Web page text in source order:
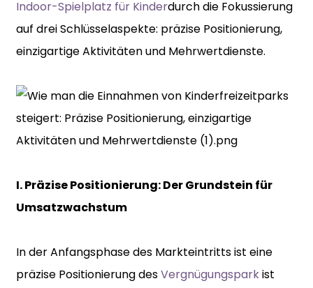
Indoor-Spielplatz für Kinderdurch die Fokussierung
auf drei Schlüsselaspekte: präzise Positionierung,
einzigartige Aktivitäten und Mehrwertdienste.
I. Präzise Positionierung: Der Grundstein für
Umsatzwachstum
In der Anfangsphase des Markteintritts ist eine
präzise Positionierung desVergnügungsparkist